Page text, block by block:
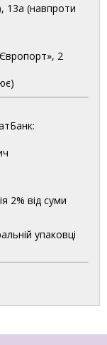
13а (навпроти
2
2% від суми
упаковці